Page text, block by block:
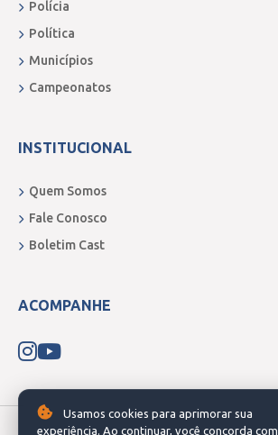
Polícia
Política
Municípios
Campeonatos
INSTITUCIONAL
Quem Somos
Fale Conosco
Boletim Cast
ACOMPANHE
Usamos cookies para aprimorar sua
experiência. Ao continuar, você concorda com